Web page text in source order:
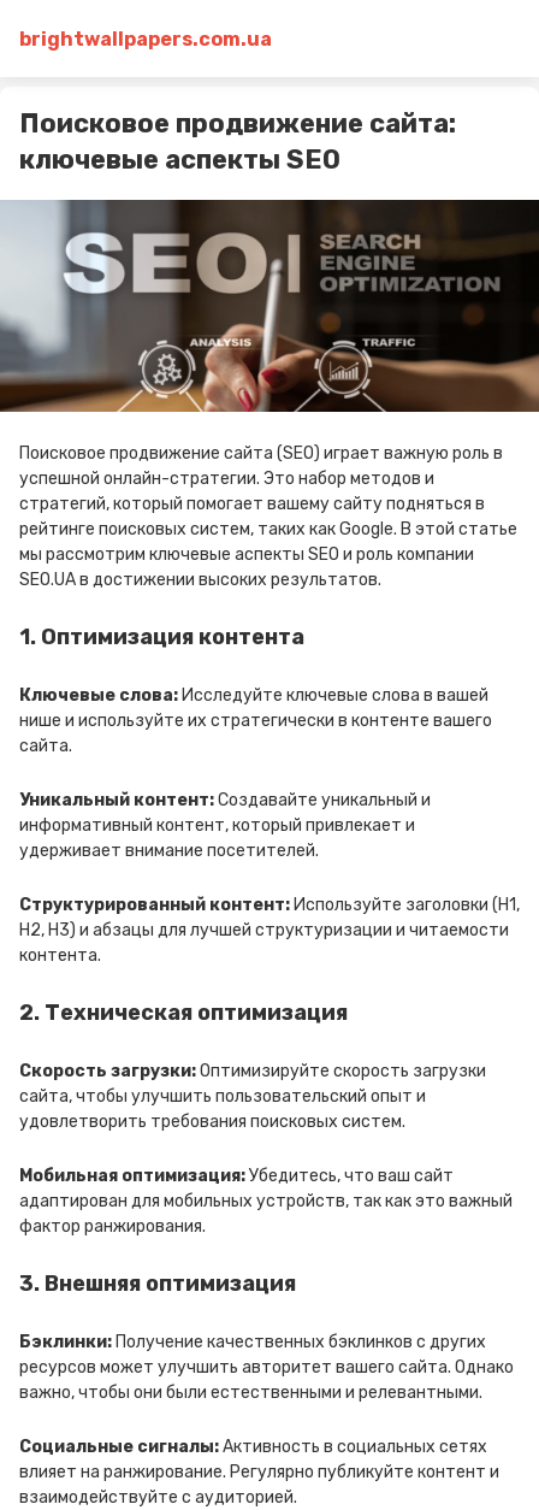
brightwallpapers.com.ua
Поисковое продвижение сайта:
ключевые аспекты SEO
Поисковое продвижение сайта (SEO) играет важную роль в
успешной онлайн-стратегии. Это набор методов и
стратегий, который помогает вашему сайту подняться в
рейтинге поисковых систем, таких как Google. В этой статье
мы рассмотрим ключевые аспекты SEO и роль компании
SEO.UA в достижении высоких результатов.
1. Оптимизация контента
Ключевые слова: Исследуйте ключевые слова в вашей
нише и используйте их стратегически в контенте вашего
сайта.
Уникальный контент:Создавайте уникальный и
информативный контент, который привлекает и
удерживает внимание посетителей.
Структурированный контент: Используйте заголовки (H1,
H2, H3) и абзацы для лучшей структуризации и читаемости
контента.
2. Техническая оптимизация
Скорость загрузки:Оптимизируйте скорость загрузки
сайта, чтобы улучшить пользовательский опыт и
удовлетворить требования поисковых систем.
Мобильная оптимизация:Убедитесь, что ваш сайт
адаптирован для мобильных устройств, так как это важный
фактор ранжирования.
3. Внешняя оптимизация
Бэклинки: Получение качественных бэклинков с других
ресурсов может улучшить авторитет вашего сайта. Однако
важно, чтобы они были естественными и релевантными.
Социальные сигналы:Активность в социальных сетях
влияет на ранжирование. Регулярно публикуйте контент и
взаимодействуйте с аудиторией.